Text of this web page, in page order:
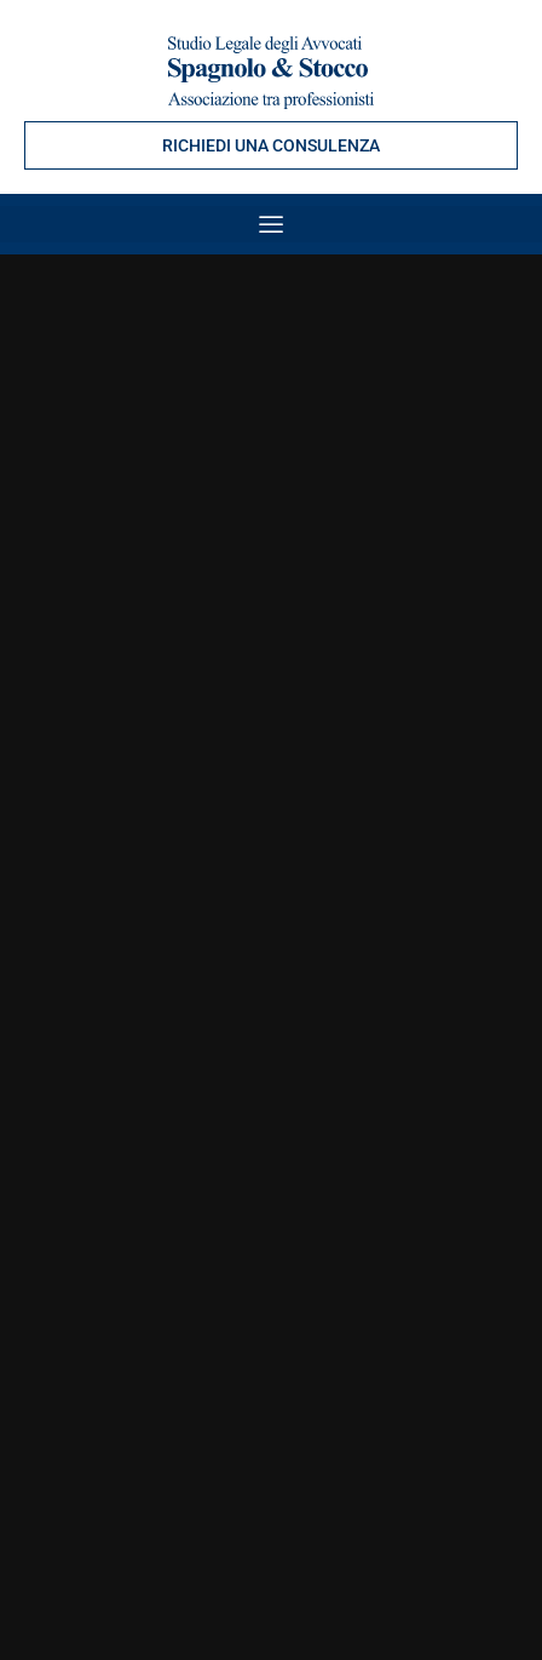
RICHIEDI UNA CONSULENZA